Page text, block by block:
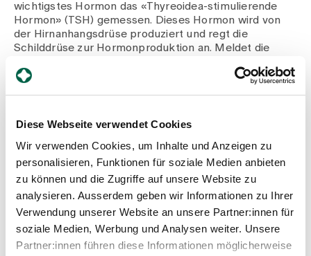
Diese Webseite verwendet Cookies
Wir verwenden Cookies, um Inhalte und Anzeigen zu
personalisieren, Funktionen für soziale Medien anbieten
zu können und die Zugriffe auf unsere Website zu
analysieren. Ausserdem geben wir Informationen zu Ihrer
Verwendung unserer Website an unsere Partner:innen für
soziale Medien, Werbung und Analysen weiter. Unsere
Partner:innen führen diese Informationen möglicherweise
wichtigstes Hormon das «Thyreoidea-stimulierende
Hormon» (TSH) gemessen. Dieses Hormon wird von
der Hirnanhangsdrüse produziert und regt die
Schilddrüse zur Hormonproduktion an. Meldet die
Norm abweichenden Werten), können zur
bei der Feststellung einer Unterfunktion zur
Bestätigung der Diagnose gemessen werden, «Anti-
Thyreoperoxidase-Antikörper» (Anti-TPO) und/oder
im gebärfähigen Alter mit suggestiven Symptomen
und/oder Familienanamnese einer
Schilddrüsenerkrankung sollte niederschwellig das
TSH gemessen und bei Schilddrüsenunterfunktion
eine Behandlung eingeleitet werden.